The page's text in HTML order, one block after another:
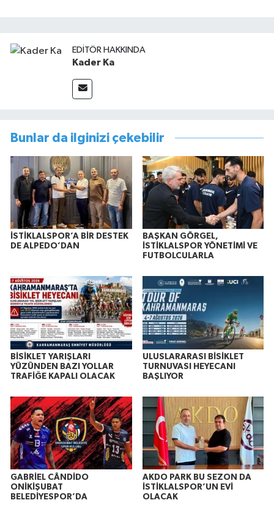
EDITÖR HAKKINDA
Kader Ka
Bunlar da ilginizi çekebilir
İSTİKLALSPOR’A BİR DESTEK
DE ALPEDO’DAN
BAŞKAN GÖRGEL,
İSTİKLALSPOR YÖNETİMİ VE
FUTBOLCULARLA
BİSİKLET YARIŞLARI
YÜZÜNDEN BAZI YOLLAR
TRAFİĞE KAPALI OLACAK
ULUSLARARASI BİSİKLET
TURNUVASI HEYECANI
BAŞLIYOR
GABRİEL CÂNDİDO
ONİKİŞUBAT
BELEDİYESPOR’DA
AKDO PARK BU SEZON DA
İSTİKLALSPOR’UN EVİ
OLACAK